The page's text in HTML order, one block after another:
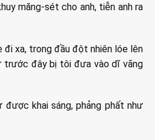
măng-sét cho anh, tiễn anh ra
đi xa, trong đầu đột nhiên lóe lên
trước đây bị tôi đưa vào dĩ vãng
được khai sáng, phảng phất như